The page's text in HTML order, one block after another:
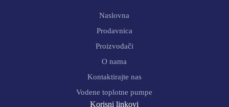
Naslovna
Prodavnica
Proizvođači
O nama
Kontaktirajte nas
Vodene toplotne pumpe
Korisni linkovi